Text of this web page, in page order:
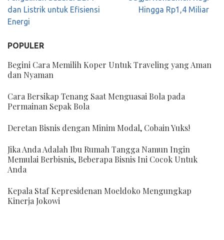
dan Listrik untuk Efisiensi
Energi
Hingga Rp1,4 Miliar
POPULER
Begini Cara Memilih Koper Untuk Traveling yang Aman
dan Nyaman
Cara Bersikap Tenang Saat Menguasai Bola pada
Permainan Sepak Bola
Deretan Bisnis dengan Minim Modal, Cobain Yuks!
Jika Anda Adalah Ibu Rumah Tangga Namun Ingin
Memulai Berbisnis, Beberapa Bisnis Ini Cocok Untuk
Anda
Kepala Staf Kepresidenan Moeldoko Mengungkap
Kinerja Jokowi